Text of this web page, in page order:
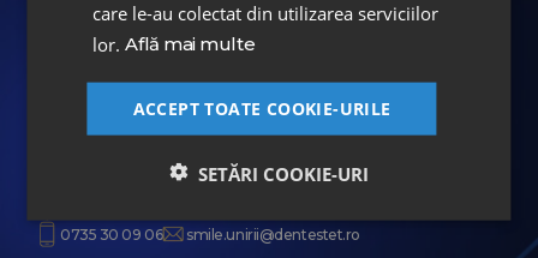
DENT ESTET Aviatorilor 98
Bd. Aviatorilor 98, București
0746 35 83 58
smile.primaverii@dentestet.ro
DENT ESTET Aviatorilor 15
Bd. Aviatorilor 15, București
0735 30 09 06
smile.unirii@dentestet.ro
care le-au colectat din utilizarea serviciilor
lor.Află mai multe
ACCEPT TOATE COOKIE-URILE
SETĂRI COOKIE-URI